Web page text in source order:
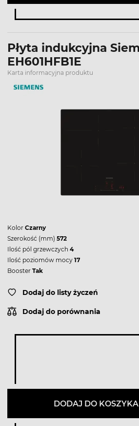
Płyta indukcyjna
EH601HFB1E
Karta informacyjna produktu
Kolor Czarny
Szerokość (mm) 572
Ilość pól grzewczych 4
Ilość poziomów mocy 17
Booster Tak
Dodaj do listy życzeń
Dodaj do porównania
DODAJ DO KOSZYKA